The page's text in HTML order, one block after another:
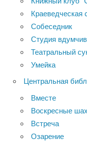
Краеведческая
Собеседник
Студия
Театральный
Умейка
Центральная
Вместе
Воскресные
Встреча
Озарение